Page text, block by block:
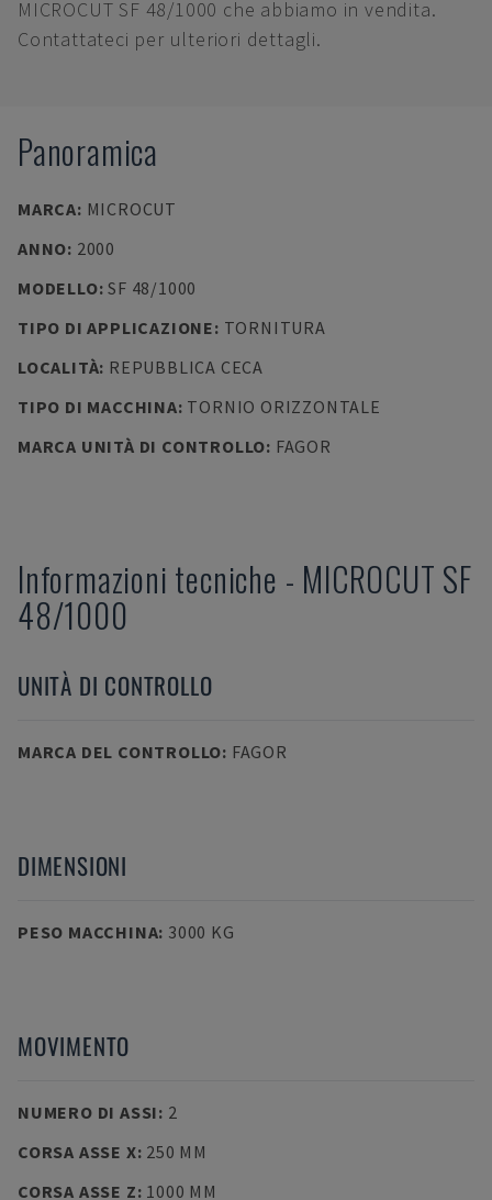
MICROCUT SF 48/1000 che abbiamo in vendita.
Contattateci per ulteriori dettagli.
Panoramica
MARCA: MICROCUT
ANNO: 2000
MODELLO:SF 48/1000
TIPO DI APPLICAZIONE: TORNITURA
LOCALITÀ: REPUBBLICA CECA
TIPO DI MACCHINA: TORNIO ORIZZONTALE
MARCA UNITÀ DI CONTROLLO: FAGOR
Informazioni tecniche - MICROCUT SF
48/1000
UNITÀ DI CONTROLLO
MARCA DEL CONTROLLO: FAGOR
DIMENSIONI
PESO MACCHINA: 3000 KG
MOVIMENTO
NUMERO DI ASSI: 2
CORSA ASSE X: 250 MM
CORSA ASSE Z: 1000 MM